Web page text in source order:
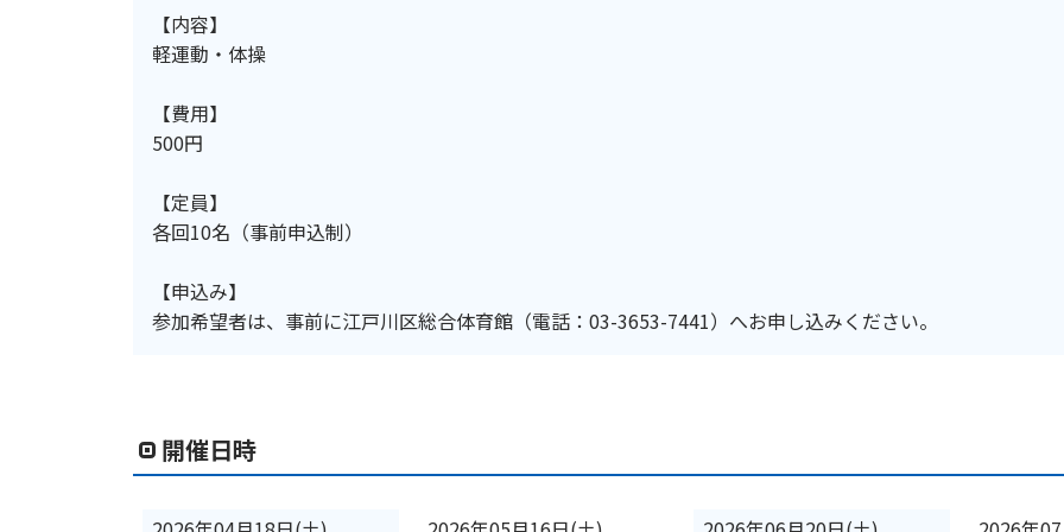
【内容】
軽運動・体操
【費用】
500円
【定員】
各回10名（事前申込制）
【申込み】
参加希望者は、事前に江戸川区総合体育館（電話：03-3653-7441）へお申し込みください。
開催日時